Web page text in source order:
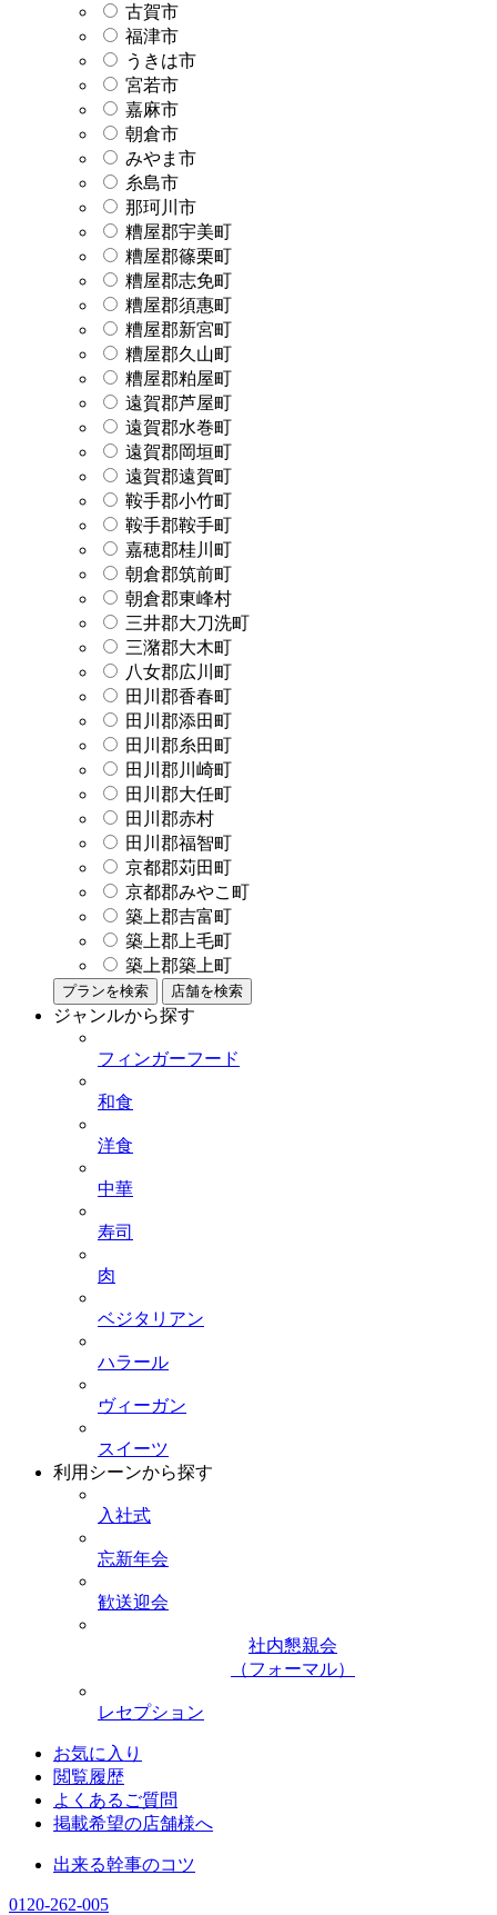
古賀市
福津市
うきは市
宮若市
嘉麻市
朝倉市
みやま市
糸島市
那珂川市
糟屋郡宇美町
糟屋郡篠栗町
糟屋郡志免町
糟屋郡須惠町
糟屋郡新宮町
糟屋郡久山町
糟屋郡粕屋町
遠賀郡芦屋町
遠賀郡水巻町
遠賀郡岡垣町
遠賀郡遠賀町
鞍手郡小竹町
鞍手郡鞍手町
嘉穂郡桂川町
朝倉郡筑前町
朝倉郡東峰村
三井郡大刀洗町
三潴郡大木町
八女郡広川町
田川郡香春町
田川郡添田町
田川郡糸田町
田川郡川崎町
田川郡大任町
田川郡赤村
田川郡福智町
京都郡苅田町
京都郡みやこ町
築上郡吉富町
築上郡上毛町
築上郡築上町
プランを検索 店舗を検索
ジャンルから探す
フィンガーフード
和食
洋食
中華
寿司
肉
ベジタリアン
ハラール
ヴィーガン
スイーツ
利用シーンから探す
入社式
忘新年会
歓送迎会
社内懇親会
（フォーマル）
レセプション
お気に入り
閲覧履歴
よくあるご質問
掲載希望の店舗様へ
出来る幹事のコツ
0120-262-005